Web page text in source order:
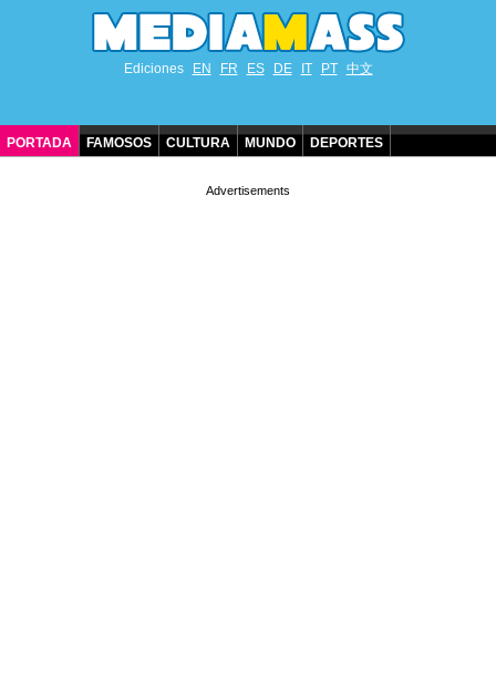
Ediciones EN FR ES DE IT PT 中文
PORTADA FAMOSOS CULTURA MUNDO DEPORTES